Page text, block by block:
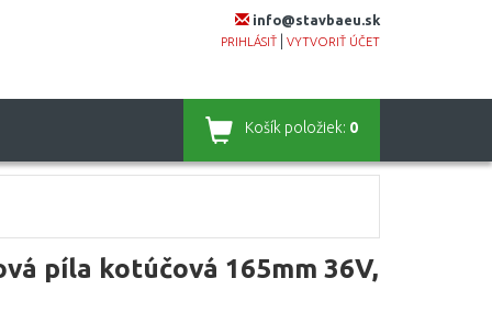
info@stavbaeu.sk
PRIHLÁSIŤ VYTVORIŤ ÚČET
Košík položiek: 0
píla kotúčová 165mm 36V,